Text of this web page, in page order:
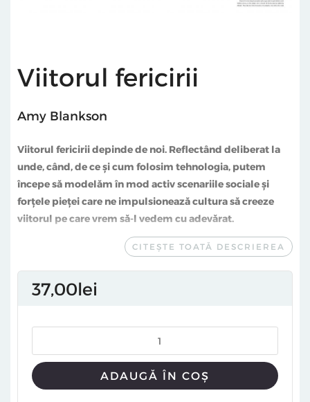
Viitorul fericirii
Amy Blankson
Viitorul fericirii depinde de noi. Reflectând deliberat la
unde, când, de ce și cum folosim tehnologia, putem
începe să modelăm în mod activ scenariile sociale și
forțele pieței care ne impulsionează cultura să creeze
viitorul pe care vrem să‑l vedem cu adevărat.
„Merită spus că această carte nu este doar pentru cei
probleme cu numărul tot mai mare de încărcătoare
dar îi ustură ochii și îi doare spatele după ore întregi în
care au fixat monitorul. Este pentru mamele cu mașină
de tip monovolum, cărora le place cum le ajută
dispozitivele să‑și calmeze copiii când sunt în mașină
CITEȘTE TOATĂ DESCRIEREA
37 00lei
ADAUGĂ ÎN COȘ